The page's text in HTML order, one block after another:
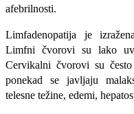
afebrilnosti.
Limfadenopatija je
Limfni čvorovi su lako
Cervikalni čvorovi su
ponekad se javljaju
telesne težine, edemi,